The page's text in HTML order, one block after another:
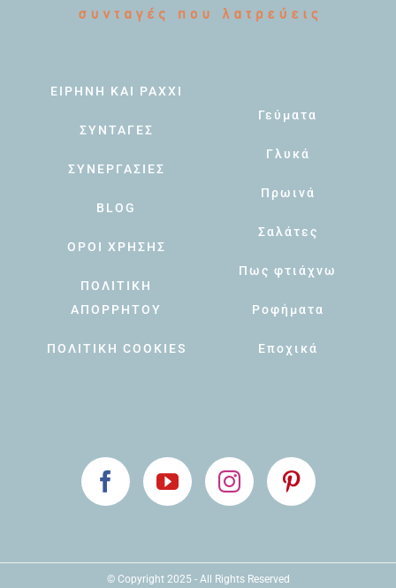
ΕΙΡΗΝΗ ΚΑΙ PAXXI
ΣΥΝΤΑΓΕΣ
ΣΥΝΕΡΓΑΣΙΕΣ
BLOG
ΟΡΟΙ ΧΡΗΣΗΣ
ΠΟΛΙΤΙΚΗ
ΑΠΟΡΡΗΤΟΥ
ΠΟΛΙΤΙΚΗ COOKIES
Γεύματα
Γλυκά
Πρωινά
Σαλάτες
Πως φτιάχνω
Ροφήματα
Εποχικά
© Copyright 2025 - All Rights Reserved